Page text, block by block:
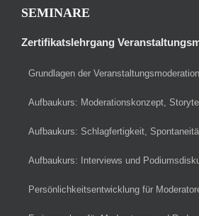
SEMINARE
Zertifikatslehrgang
Grundlagen der Veranstaltungsmoderation
Aufbaukurs: Moderationskonzept,
Aufbaukurs: Schlagfertigkeit,
Aufbaukurs: Interviews und
Persönlichkeitsentwicklung für